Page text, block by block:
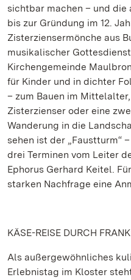
sichtbar machen – und
bis zur Gründung im 12.
Zisterziensermönche aus
musikalischer
Kirchengemeinde
für Kinder und in dichter
– zum Bauen im
Zisterzienser oder eine
Wanderung in die
sehen ist der „Faustturm“
drei Terminen vom Leiter
Ephorus Gerhard Keitel.
starken Nachfrage eine
KÄSE-REISE DURCH
Als außergewöhnliches
Erlebnistag im Kloster